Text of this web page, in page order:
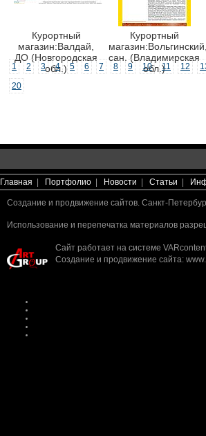
Курортный
магазин:Валдай,
ДО (Новгородская
обл.)
Курортный
магазин:Вольгинский,
сан. (Владимирская
обл.)
1 2 3 4 5 6 7 8 9 10 11 12
20
Главная Портфолио Новости Статьи
Создание и продвижение сайтов. Санкт-
Использование и перепечатка материалов
Сайт работает на системе
Создание и продвижение сайта: